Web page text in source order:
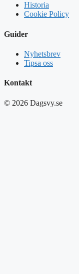
Historia
Cookie Policy
Guider
Nyhetsbrev
Tipsa oss
Kontakt
© 2026 Dagsvy.se